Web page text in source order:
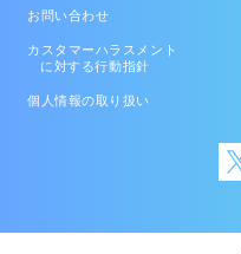
お問い合わせ
カスタマーハラスメント
に対する行動指針
個人情報の取り扱い